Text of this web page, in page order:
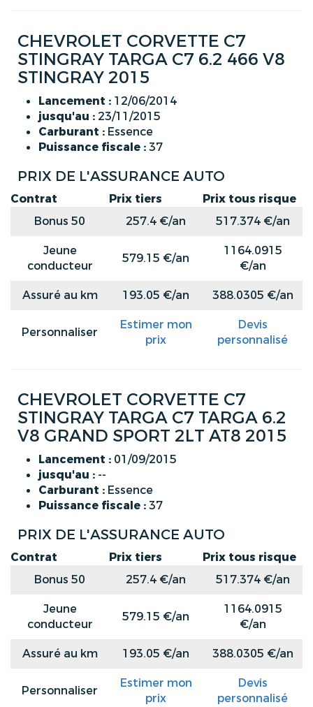
CHEVROLET CORVETTE C7
STINGRAY TARGA C7 6.2 466 V8
STINGRAY 2015
Lancement : 12/06/2014
jusqu'au : 23/11/2015
Carburant : Essence
Puissance fiscale :37
PRIX DE L'ASSURANCE AUTO
Contrat Prix tiers
Prix tous risque
Bonus 50
257.4 €/an
517.374 €/an
Jeune
conducteur
579.15 €/an
1164.0915
€/an
Assuré au km
193.05 €/an 388.0305 €/an
Personnaliser
Estimer mon
prix
Devis
personnalisé
CHEVROLET CORVETTE C7
STINGRAY TARGA C7 TARGA 6.2
V8 GRAND SPORT 2LT AT8 2015
Lancement : 01/09/2015
jusqu'au : --
Carburant : Essence
Puissance fiscale :37
PRIX DE L'ASSURANCE AUTO
Contrat Prix tiers
Prix tous risque
Bonus 50
257.4 €/an
517.374 €/an
Jeune
conducteur
579.15 €/an
1164.0915
€/an
Assuré au km
193.05 €/an 388.0305 €/an
Personnaliser
Estimer mon
prix
Devis
personnalisé